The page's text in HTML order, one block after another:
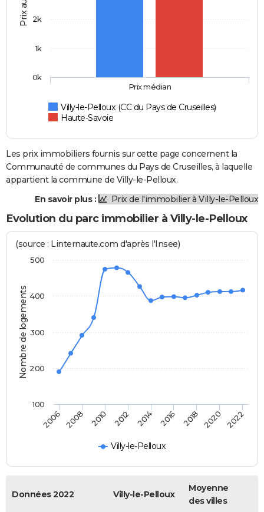
Villy-le-Pelloux (CC du Pays de Cruseilles)
Haute-Savoie
Prix médian
0k
1k
2k
Les prix immobiliers fournis sur cette page concernent la
Communauté de communes du Pays de Cruseilles, à laquelle
appartient la commune de Villy-le-Pelloux.
En savoir plus :
Prix de l'immobilier à Villy-le-Pelloux
Evolution du parc immobilier à Villy-le-Pelloux
Nombre de logements
(source : Linternaute.com d'après l'Insee)
Villy-le-Pelloux
2006 2008 2010 2012 2014 2016 2018 2020 2022
100
200
300
400
500
Données 2022 Villy-le-Pelloux
Moyenne
des villes